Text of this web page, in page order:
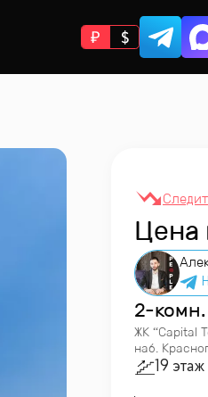
Цена
2-комн.
ЖК “Capital
наб.
19 этаж